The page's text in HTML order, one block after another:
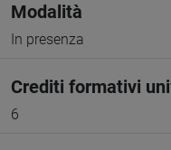
Modalità
In presenza
Crediti formativi
6